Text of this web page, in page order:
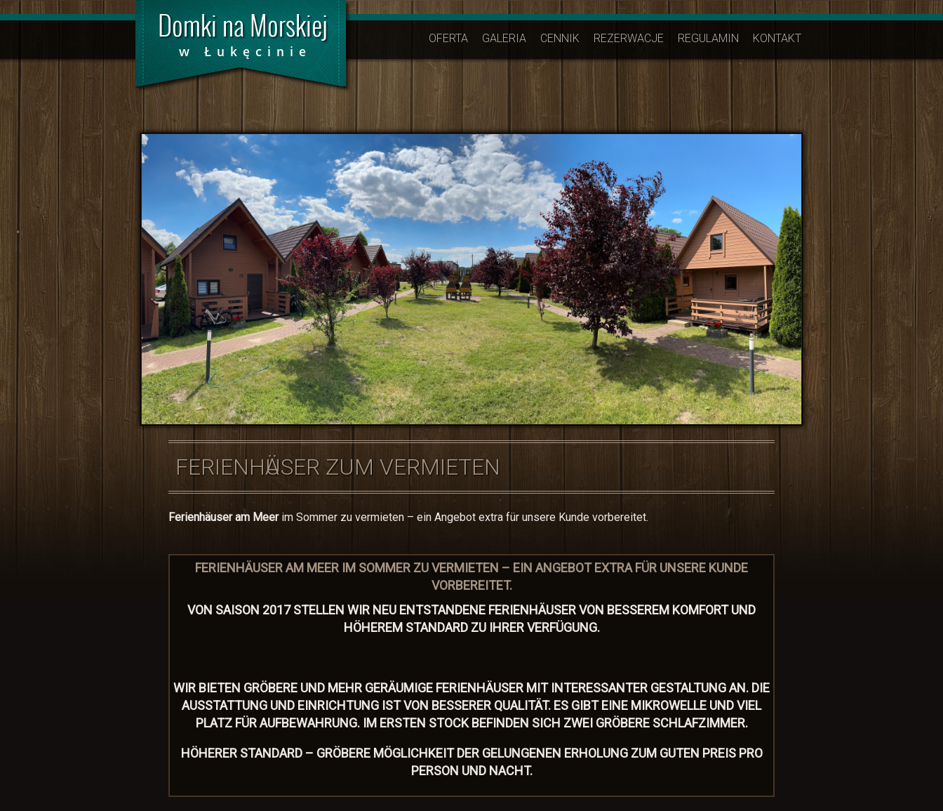
OFERTA GALERIA CENNIK REZERWACJE REGULAMIN KONTAKT
FERIENHӒUSER ZUM VERMIETEN
Ferienhäuser am Meerim Sommer zu vermieten – ein Angebot extra für unsere Kunde vorbereitet.
FERIENHÄUSER AM MEER IM SOMMER ZU VERMIETEN – EIN ANGEBOT EXTRA FÜR UNSERE KUNDE
VORBEREITET.
VON SAISON 2017 STELLEN WIR NEU ENTSTANDENE FERIENHÄUSER VON BESSEREM KOMFORT UND
HÖHEREM STANDARD ZU IHRER VERFÜGUNG.
WIR BIETEN GRÖΒERE UND MEHR GERÄUMIGE FERIENHÄUSER MIT INTERESSANTER GESTALTUNG AN. DIE
AUSSTATTUNG UND EINRICHTUNG IST VON BESSERER QUALITÄT. ES GIBT EINE MIKROWELLE UND VIEL
PLATZ FÜR AUFBEWAHRUNG. IM ERSTEN STOCK BEFINDEN SICH ZWEI GRÖΒERE SCHLAFZIMMER.
HÖHERER STANDARD – GRÖΒERE MÖGLICHKEIT DER GELUNGENEN ERHOLUNG ZUM GUTEN PREIS PRO
PERSON UND NACHT.